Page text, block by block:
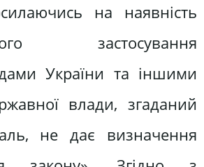
на наявність
застосування
України та іншими
влади, згаданий
не дає визначення